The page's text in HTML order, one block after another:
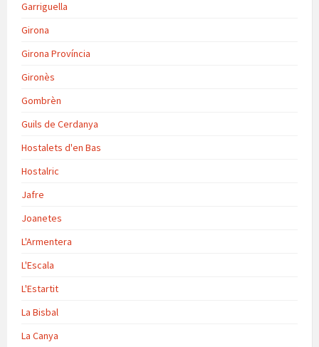
Garriguella
Girona
Girona Província
Gironès
Gombrèn
Guils de Cerdanya
Hostalets d'en Bas
Hostalric
Jafre
Joanetes
L'Armentera
L'Escala
L'Estartit
La Bisbal
La Canya